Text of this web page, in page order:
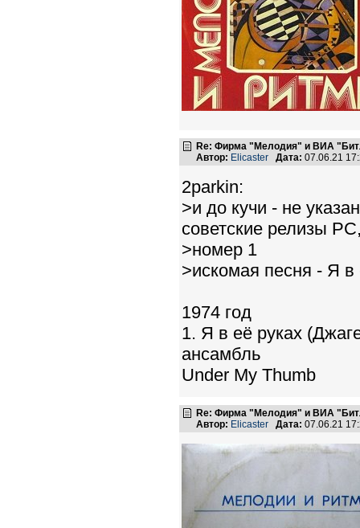
Re: Фирма "Мелодия" и ВИА
Автор: Elicaster Дата: 07.06.21
2parkin:
>и до кучи - не
советские релизы
>номер 1
>искомая песня - Я в
1974 год
1. Я в её руках
ансамбль
Under My Thumb
Re: Фирма "Мелодия" и ВИА
Автор: Elicaster Дата: 07.06.21